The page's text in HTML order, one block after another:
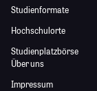
Studienformate
Hochschulorte
Studienplatzbörse
Über uns
Impressum